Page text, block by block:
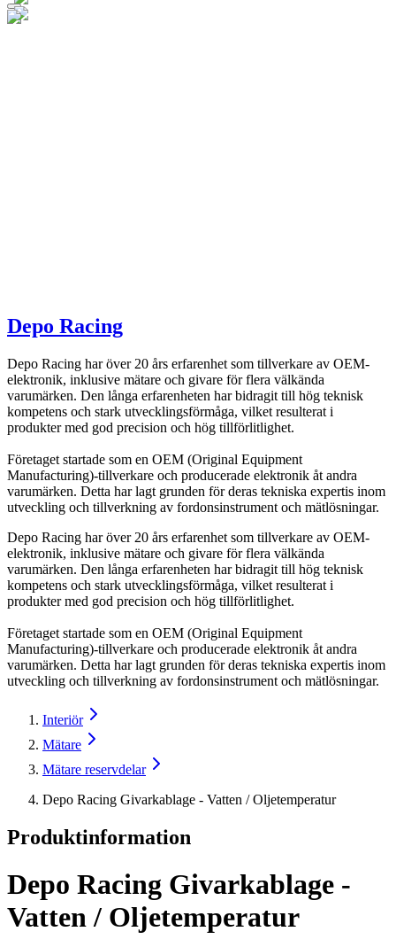
Depo Racing
Depo Racing har över 20 års erfarenhet som tillverkare av OEM-
elektronik, inklusive mätare och givare för flera välkända
varumärken. Den långa erfarenheten har bidragit till hög teknisk
kompetens och stark utvecklingsförmåga, vilket resulterat i
produkter med god precision och hög tillförlitlighet.
Företaget startade som en OEM (Original Equipment
Manufacturing)-tillverkare och producerade elektronik åt andra
varumärken. Detta har lagt grunden för deras tekniska expertis inom
utveckling och tillverkning av fordonsinstrument och mätlösningar.
Depo Racing har över 20 års erfarenhet som tillverkare av OEM-
elektronik, inklusive mätare och givare för flera välkända
varumärken. Den långa erfarenheten har bidragit till hög teknisk
kompetens och stark utvecklingsförmåga, vilket resulterat i
produkter med god precision och hög tillförlitlighet.
Företaget startade som en OEM (Original Equipment
Manufacturing)-tillverkare och producerade elektronik åt andra
varumärken. Detta har lagt grunden för deras tekniska expertis inom
utveckling och tillverkning av fordonsinstrument och mätlösningar.
Interiör
Mätare
Mätare reservdelar
Depo Racing Givarkablage - Vatten / Oljetemperatur
Produktinformation
Depo Racing Givarkablage -
Vatten / Oljetemperatur